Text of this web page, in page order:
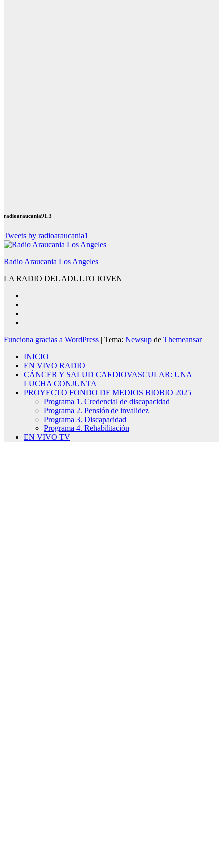
radioaraucania91.3
Tweets by radioaraucania1
Radio Araucania Los Angeles
LA RADIO DEL ADULTO JOVEN
Funciona gracias a WordPress | Tema: Newsup de Themeansar
INICIO
EN VIVO RADIO
CÁNCER Y SALUD CARDIOVASCULAR: UNA
LUCHA CONJUNTA
PROYECTO FONDO DE MEDIOS BIOBIO 2025
Programa 1. Credencial de discapacidad
Programa 2. Pensión de invalidez
Programa 3. Discapacidad
Programa 4. Rehabilitación
EN VIVO TV